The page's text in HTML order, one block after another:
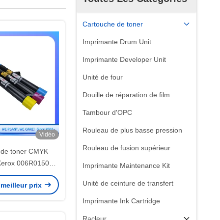
Cartouche de toner
Imprimante Drum Unit
Imprimante Developer Unit
Unité de four
Douille de réparation de film
Tambour d'OPC
Rouleau de plus basse pression
Rouleau de fusion supérieur
Imprimante Maintenance Kit
Unité de ceinture de transfert
Imprimante Ink Cartridge
Vidéo
toner CMYK
006R01509
7530 7535 7545
prix